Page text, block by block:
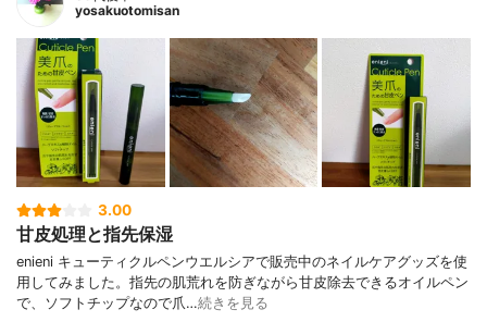
yosakuotomisan
3.00
甘皮処理と指先保湿
enieni キューティクルペンウエルシアで販売中のネイルケアグッズを使
用してみました。指先の肌荒れを防ぎながら甘皮除去できるオイルペン
で、ソフトチップなので爪…続きを見る